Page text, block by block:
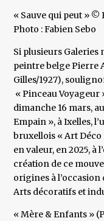
« Sauve qui peut »
Photo : Fabien Sebo
Si plusieurs Galeries
peintre belge Pierre
Gilles/1927),
« Pinceau Voyageur
dimanche 16 mars,
Empain », à Ixelles,
bruxellois « Art
en valeur, en 2025, à
création de ce
origines à
Arts décoratifs et
« Mère & Enfants »